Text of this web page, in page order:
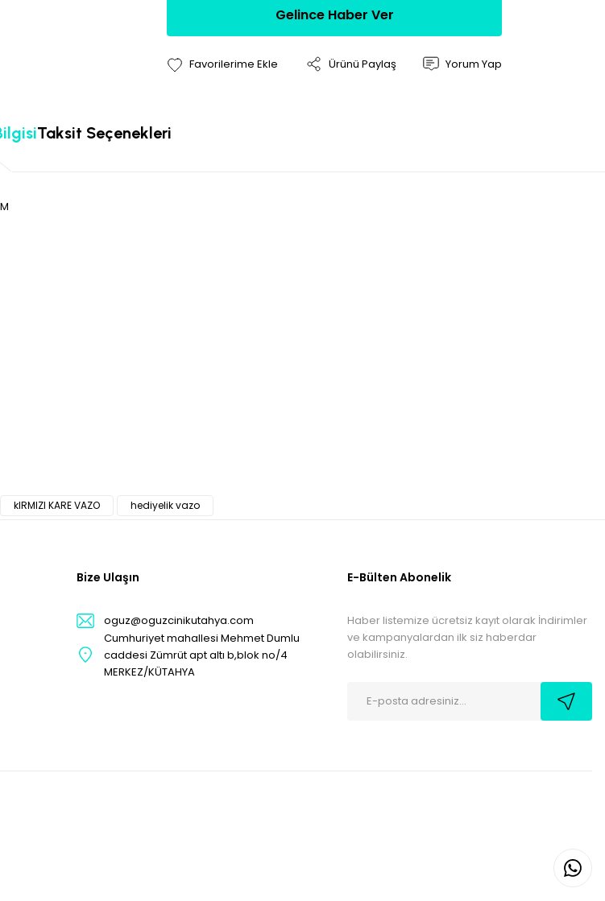
Gelince Haber Ver
Ürünü Paylaş Yorum Yap
Taksit Seçenekleri
kIRMIZI KARE VAZO hediyelik vazo
Bize Ulaşın
oguz@oguzcinikutahya.com
Cumhuriyet mahallesi Mehmet Dumlu
caddesi Zümrüt apt altı b,blok no/4
MERKEZ/KÜTAHYA
E-Bülten Abonelik
Haber listemize ücretsiz kayıt olarak İndirimler
ve kampanyalardan ilk siz haberdar
olabilirsiniz.